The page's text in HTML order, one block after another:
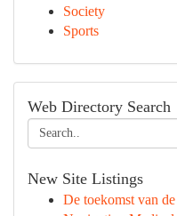
Society
Sports
Web Directory Search
New Site Listings
De toekomst van